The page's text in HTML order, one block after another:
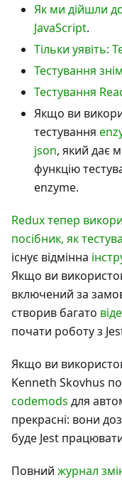
Як ми дійшли
JavaScript.
Тільки уявіть:
Тестування
Тестування
Якщо ви
тестування
json, який дає
функцію
enzyme.
Redux тепер
посібник, як
існує відмінна
Якщо ви
включений за
створив багато
почати роботу з
Якщо ви
Kenneth Skovhus
codemods для
прекрасні: вони
буде Jest
Повний журнал